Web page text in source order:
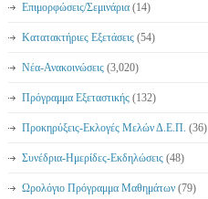
Επιμορφώσεις/Σεμινάρια (14)
Κατατακτήριες Εξετάσεις (54)
Νέα-Ανακοινώσεις (3,020)
Πρόγραμμα Εξεταστικής (132)
Προκηρύξεις-Εκλογές Μελών Δ.Ε.Π. (36)
Συνέδρια-Ημερίδες-Εκδηλώσεις (48)
Ωρολόγιο Πρόγραμμα Μαθημάτων (79)